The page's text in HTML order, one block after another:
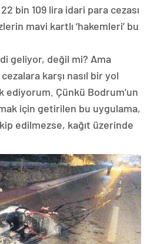
bin 109 lira idari para cezası
mavi kartlı ‘hakemleri’ bu
geliyor, değil mi? Ama
karşı nasıl bir yol
ediyorum. Çünkü Bodrum’un
için getirilen bu uygulama,
edilmezse, kağıt üzerinde